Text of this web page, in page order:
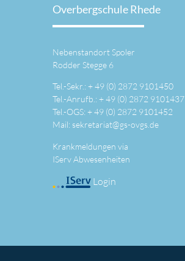
Overbergschule Rhede
Nebenstandort Spoler
Rodder Stegge 6
Tel.-Sekr.: +49 (0) 2872 9101450
Tel.-Anrufb.: +49 (0) 2872 9101437
Tel.-OGS: +49 (0) 2872 9101452
Mail: sekretariat@gs-ovgs.de
Krankmeldungen via
IServ Abwesenheiten
Login